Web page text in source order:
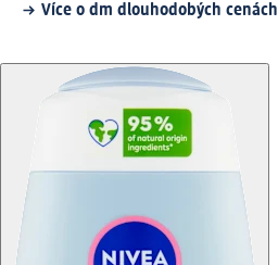
Více o dm dlouhodobých cenách